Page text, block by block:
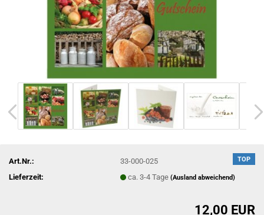
TOP
Art.Nr.:
33-000-025
Lieferzeit:
ca. 3-4 Tage(Ausland abweichend)
12,00 EUR